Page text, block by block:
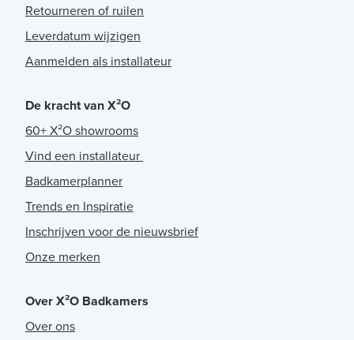
Retourneren of ruilen
Leverdatum wijzigen
Aanmelden als installateur
De kracht van X²O
60+ X²O showrooms
Vind een installateur
Badkamerplanner
Trends en Inspiratie
Inschrijven voor de nieuwsbrief
Onze merken
Over X²O Badkamers
Over ons